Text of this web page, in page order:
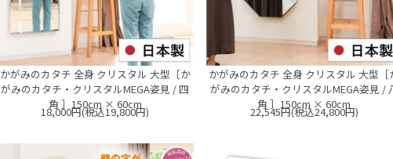
かがみのカタチ 全身 クリスタル 大型［か
がみのカタチ・クリスタルMEGA姿見 / 四
角 ］150cm × 60cm
18,000円(税込19,800円)
かがみのカタチ 全身 クリスタル 大型［
がみのカタチ・クリスタルMEGA姿見 /
角 ］150cm × 60cm
22,545円(税込24,800円)